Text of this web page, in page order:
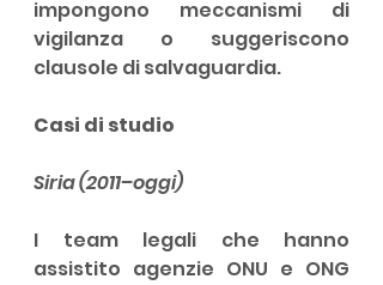
impongono meccanismi di
vigilanza o suggeriscono
clausole di salvaguardia.
Casi di studio
Siria (2011–oggi)
I team legali che hanno
assistito agenzie ONU e ONG